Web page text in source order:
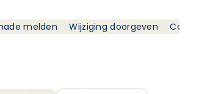
melden Wijziging doorgeven